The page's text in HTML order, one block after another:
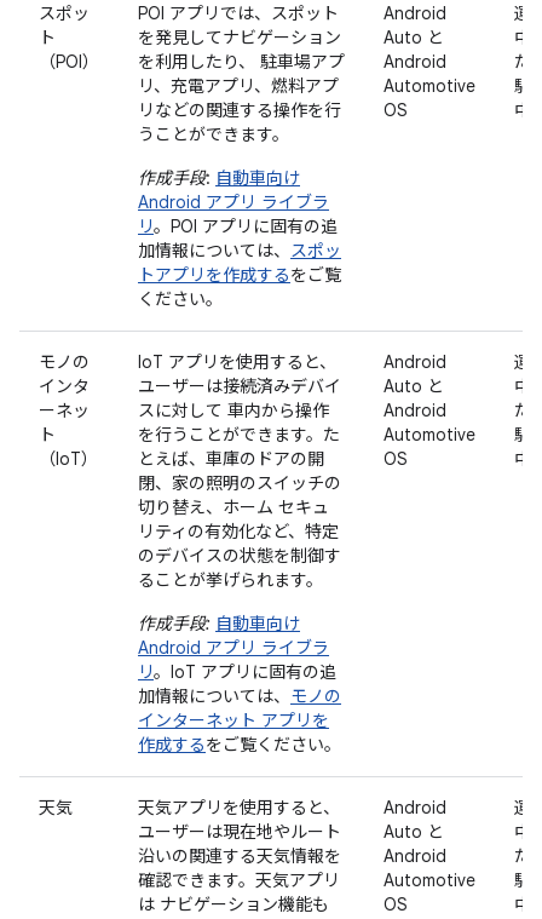
スポッ
ト
（POI）
POI アプリでは、スポット
を発見してナビゲーション
を利用したり、 駐車場アプ
リ、充電アプリ、燃料アプ
リなどの関連する操作を行
うことができます。
作成手段: 自動車向け
Android アプリ ライブラ
リ。POI アプリに固有の追
加情報については、
スポッ
トアプリを作成するをご覧
ください。
Android
Auto と
Android
Automotive
OS
運
中
た
駐
中
モノの
インタ
ーネッ
ト
（IoT）
IoT アプリを使用すると、
ユーザーは接続済みデバイ
スに対して 車内から操作
を行うことができます。た
とえば、車庫のドアの開
閉、家の照明のスイッチの
切り替え、ホーム セキュ
リティの有効化など、特定
のデバイスの状態を制御す
ることが挙げられます。
作成手段: 自動車向け
Android アプリ ライブラ
リ。IoT アプリに固有の追
加情報については、 モノの
インターネット アプリを
作成するをご覧ください。
Android
Auto と
Android
Automotive
OS
運
中
た
駐
中
天気
天気アプリを使用すると、
ユーザーは現在地やルート
沿いの関連する天気情報を
確認できます。天気アプリ
は ナビゲーション機能も
Android
Auto と
Android
Automotive
OS
運
中
た
駐
中